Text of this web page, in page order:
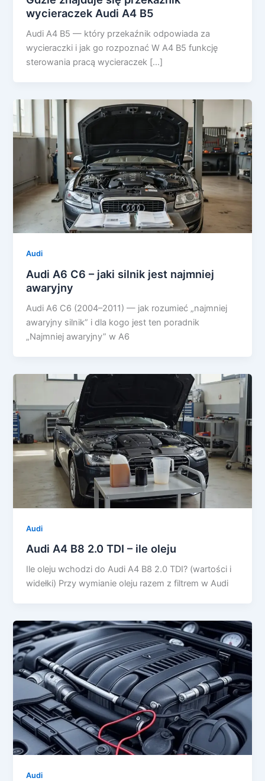
wycieraczek Audi A4 B5
Audi A4 B5 — który przekaźnik odpowiada za
wycieraczki i jak go rozpoznać W A4 B5 funkcję
sterowania pracą wycieraczek […]
Audi
Audi A6 C6 – jaki silnik jest najmniej
awaryjny
Audi A6 C6 (2004–2011) — jak rozumieć „najmniej
awaryjny silnik” i dla kogo jest ten poradnik
„Najmniej awaryjny” w A6
Audi
Audi A4 B8 2.0 TDI – ile oleju
Ile oleju wchodzi do Audi A4 B8 2.0 TDI? (wartości i
widełki) Przy wymianie oleju razem z filtrem w Audi
Audi